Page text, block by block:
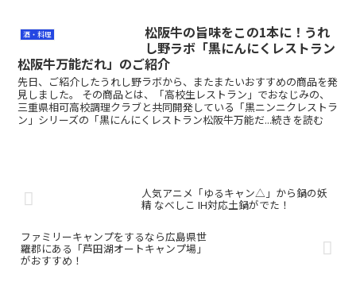
酒・料理
松阪牛の旨味をこの1本に！うれ
し野ラボ「黒にんにくレストラン
松阪牛万能だれ」のご紹介
先日、ご紹介したうれし野ラボから、またまたいおすすめの商品を発
見しました。 その商品とは、「高校生レストラン」でおなじみの、
三重県相可高校調理クラブと共同開発している「黒ニンニクレストラ
ン」シリーズの「黒にんにくレストラン松阪牛万能だ...続きを読む
人気アニメ「ゆるキャン△」から鍋の妖
精 なべしこ IH対応土鍋がでた！
ファミリーキャンプをするなら広島県世
羅郡にある「芦田湖オートキャンプ場」
がおすすめ！